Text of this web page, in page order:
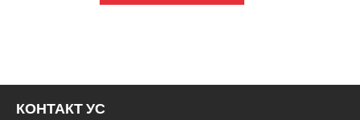
КОНТАКТ УС